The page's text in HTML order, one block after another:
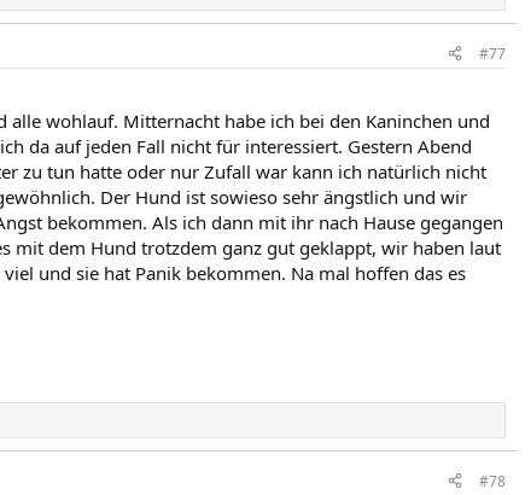
#77
wohlauf. Mitternacht habe ich bei den Kaninchen und
da auf jeden Fall nicht für interessiert. Gestern Abend
zu tun hatte oder nur Zufall war kann ich natürlich nicht
Der Hund ist sowieso sehr ängstlich und wir
bekommen. Als ich dann mit ihr nach Hause gegangen
mit dem Hund trotzdem ganz gut geklappt, wir haben laut
und sie hat Panik bekommen. Na mal hoffen das es
#78